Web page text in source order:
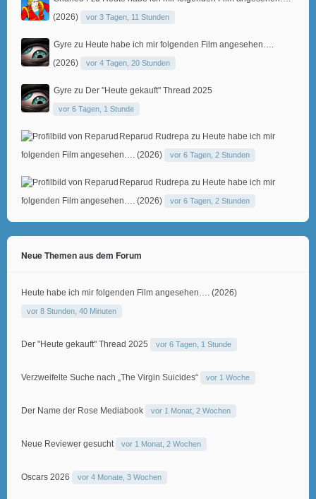
(2026)
vor 3 Tagen, 11 Stunden
Gyre zu Heute habe ich mir folgenden Film angesehen….
(2026)
vor 4 Tagen, 20 Stunden
Gyre zu Der "Heute gekauft" Thread 2025
vor 6 Tagen, 1 Stunde
Reparud Rudrepa zu Heute habe ich mir
folgenden Film angesehen…. (2026)
vor 6 Tagen, 2 Stunden
Reparud Rudrepa zu Heute habe ich mir
folgenden Film angesehen…. (2026)
vor 6 Tagen, 2 Stunden
Neue Themen aus dem Forum
Heute habe ich mir folgenden Film angesehen…. (2026)
vor 8 Stunden, 40 Minuten
Der "Heute gekauft" Thread 2025 vor 6 Tagen, 1 Stunde
Verzweifelte Suche nach „The Virgin Suicides“ vor 1 Woche
Der Name der Rose Mediabook vor 1 Monat, 2 Wochen
Neue Reviewer gesucht vor 1 Monat, 2 Wochen
Oscars 2026 vor 4 Monate, 3 Wochen